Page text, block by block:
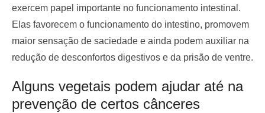
exercem papel importante no funcionamento intestinal.
Elas favorecem o funcionamento do intestino, promovem
maior sensação de saciedade e ainda podem auxiliar na
redução de desconfortos digestivos e da prisão de ventre.
Alguns vegetais podem ajudar até na
prevenção de certos cânceres